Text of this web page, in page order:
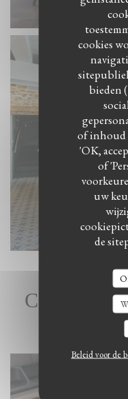
cookies
bieden
of inhoud
'OK,
of
uw
de
Beleid voor de